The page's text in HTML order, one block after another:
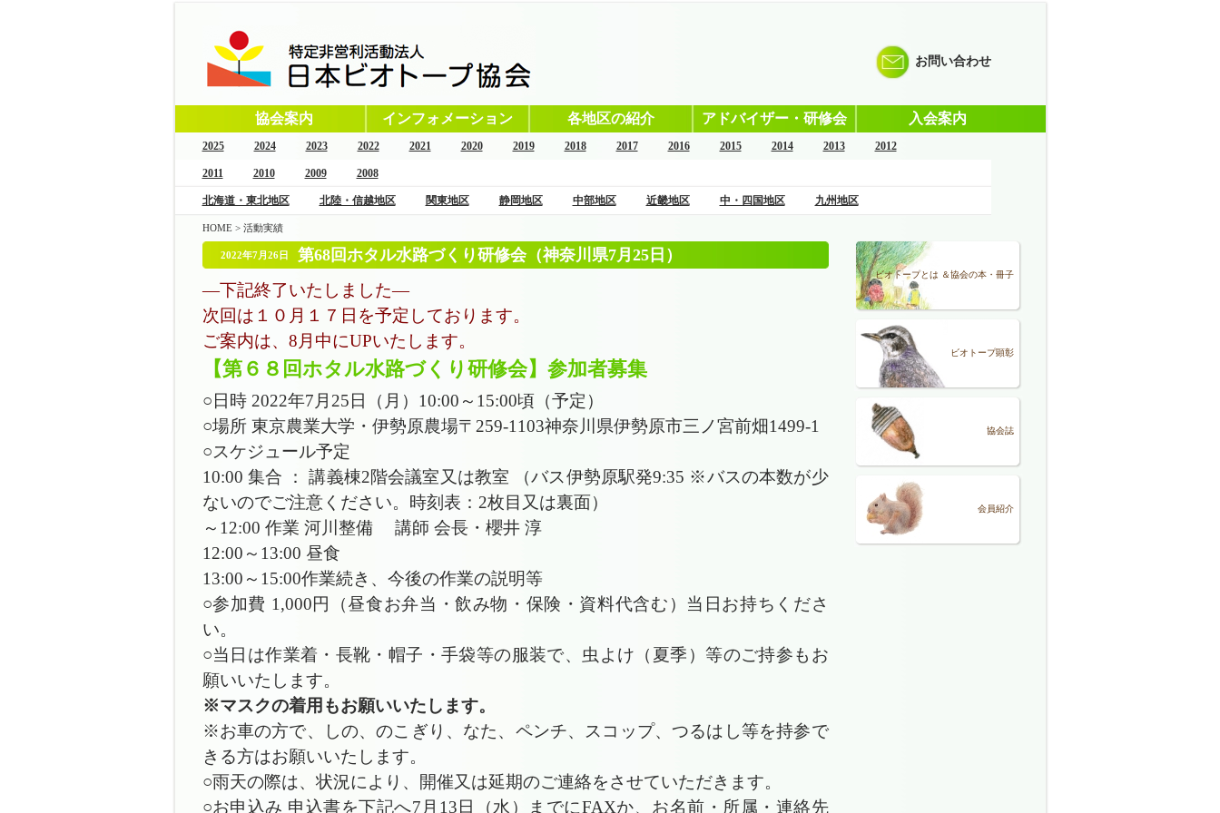
お問い合わせ
協会案内 インフォメーション 各地区の紹介 アドバイザー・研修会 入会案内
2025 2024 2023 2022 2021 2020 2019 2018 2017 2016 2015 2014 2013 2012
2011 2010 2009 2008
北海道・東北地区 北陸・信越地区 関東地区 静岡地区 中部地区 近畿地区 中・四国地区 九州地区
HOME> 活動実績
2022年7月26日 第68回ホタル水路づくり研修会（神奈川県7月25日）
―下記終了いたしました―
次回は１０月１７日を予定しております。
ご案内は、8月中にUPいたします。
【第６８回ホタル水路づくり研修会】参加者募集
○日時 2022年7月25日（月）10:00～15:00頃（予定）
○場所 東京農業大学・伊勢原農場〒259-1103神奈川県伊勢原市三ノ宮前畑1499-1
○スケジュール予定
10:00 集合 ： 講義棟2階会議室又は教室 （バス伊勢原駅発9:35 ※バスの本数が少
ないのでご注意ください。時刻表：2枚目又は裏面）
～12:00 作業 河川整備 講師 会長・櫻井 淳
12:00～13:00 昼食
13:00～15:00作業続き、今後の作業の説明等
○参加費 1,000円（昼食お弁当・飲み物・保険・資料代含む）当日お持ちくださ
い。
○当日は作業着・長靴・帽子・手袋等の服装で、虫よけ（夏季）等のご持参もお
願いいたします。
※マスクの着用もお願いいたします。
※お車の方で、しの、のこぎり、なた、ペンチ、スコップ、つるはし等を持参で
きる方はお願いいたします。
○雨天の際は、状況により、開催又は延期のご連絡をさせていただきます。
○お申込み 申込書を下記へ7月13日（水）までにFAXか、お名前・所属・連絡先
ビオトープとは ＆協会の本・冊子
ビオトープ顕彰
協会誌
会員紹介